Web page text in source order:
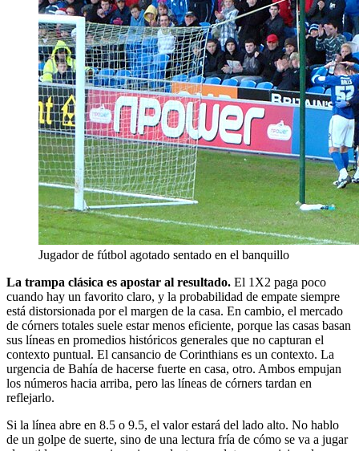
Jugador de fútbol agotado sentado en el banquillo
La trampa clásica es apostar al resultado. El 1X2 paga poco
cuando hay un favorito claro, y la probabilidad de empate siempre
está distorsionada por el margen de la casa. En cambio, el mercado
de córners totales suele estar menos eficiente, porque las casas basan
sus líneas en promedios históricos generales que no capturan el
contexto puntual. El cansancio de Corinthians es un contexto. La
urgencia de Bahía de hacerse fuerte en casa, otro. Ambos empujan
los números hacia arriba, pero las líneas de córners tardan en
reflejarlo.
Si la línea abre en 8.5 o 9.5, el valor estará del lado alto. No hablo
de un golpe de suerte, sino de una lectura fría de cómo se va a jugar